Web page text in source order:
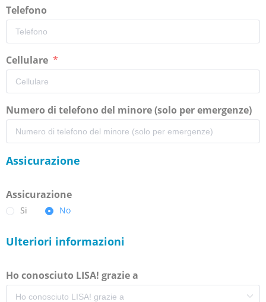
Telefono
Cellulare
Numero di telefono del minore (solo per emergenze)
Assicurazione
Assicurazione
Si No
Ulteriori informazioni
Ho conosciuto LISA! grazie a